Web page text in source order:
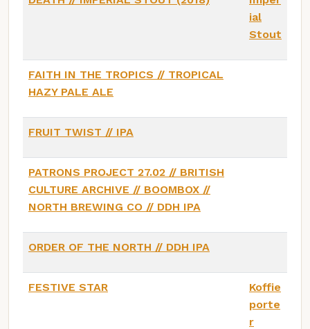
ial
Stout
FAITH IN THE TROPICS // TROPICAL
HAZY PALE ALE
FRUIT TWIST // IPA
PATRONS PROJECT 27.02 // BRITISH
CULTURE ARCHIVE // BOOMBOX //
NORTH BREWING CO // DDH IPA
ORDER OF THE NORTH // DDH IPA
FESTIVE STAR
Koffie
porte
r